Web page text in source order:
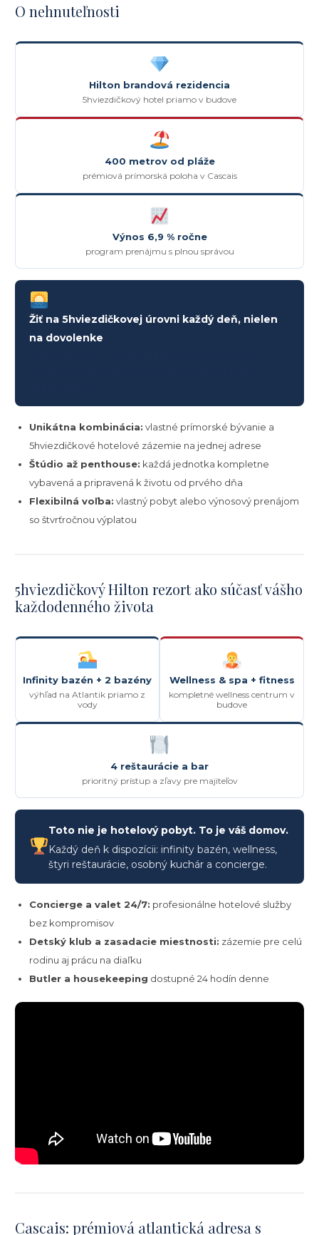
O nehnuteľnosti
Hilton brandová rezidencia
5hviezdičkový hotel priamo v budove
400 metrov od pláže
prémiová prímorská poloha v Cascais
Výnos 6,9 % ročne
program prenájmu s plnou správou
Žiť na 5hviezdičkovej úrovni každý deň, nielen
na dovolenke
Unikátna kombinácia: vlastné prímorské bývanie a
5hviezdičkové hotelové zázemie na jednej adrese
Štúdio až penthouse: každá jednotka kompletne
vybavená a pripravená k životu od prvého dňa
Flexibilná voľba: vlastný pobyt alebo výnosový prenájom
so štvrťročnou výplatou
5hviezdičkový Hilton rezort ako súčasť vášho
každodenného života
Infinity bazén + 2 bazény
výhľad na Atlantik priamo z
vody
Wellness & spa + fitness
kompletné wellness centrum v
budove
4 reštaurácie a bar
prioritný prístup a zľavy pre majiteľov
Toto nie je hotelový pobyt. To je váš domov.
Každý deň k dispozícii: infinity bazén, wellness,
štyri reštaurácie, osobný kuchár a concierge.
Concierge a valet 24/7: profesionálne hotelové služby
bez kompromisov
Detský klub a zasadacie miestnosti: zázemie pre celú
rodinu aj prácu na diaľku
Butler a housekeeping dostupné 24 hodín denne
Cascais: prémiová atlantická adresa s